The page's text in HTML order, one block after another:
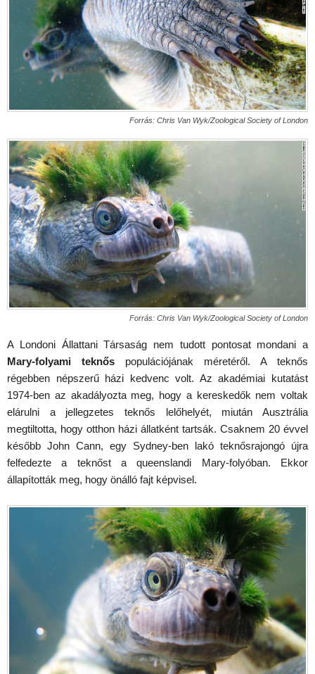
Forrás: Chris Van Wyk/Zoological Society of London
Forrás: Chris Van Wyk/Zoological Society of London
A Londoni Állattani Társaság nem tudott pontosat mondani a
Mary-folyami teknős populációjának méretéről. A teknős
régebben népszerű házi kedvenc volt. Az akadémiai kutatást
1974-ben az akadályozta meg, hogy a kereskedők nem voltak
elárulni a jellegzetes teknős lelőhelyét, miután Ausztrália
megtiltotta, hogy otthon házi állatként tartsák. Csaknem 20 évvel
később John Cann, egy Sydney-ben lakó teknősrajongó újra
felfedezte a teknőst a queenslandi Mary-folyóban. Ekkor
állapították meg, hogy önálló fajt képvisel.